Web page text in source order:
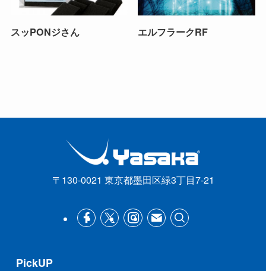
スッPONジさん エルフラークRF
〒130-0021 東京都墨田区緑3丁目7-21
PickUP